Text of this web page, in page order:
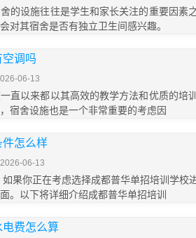
的设施往往是学生和家长关注的重要因素
对其宿舍是否有独立卫生间感兴趣。
调吗
06-13
直以来都以其高效的教学方法和优质的培
宿舍设施也是一个非常重要的考虑因
件怎么样
06-13
果你正在考虑选择成都普华单招培训学校
。以下将详细介绍成都普华单招培训
费怎么算